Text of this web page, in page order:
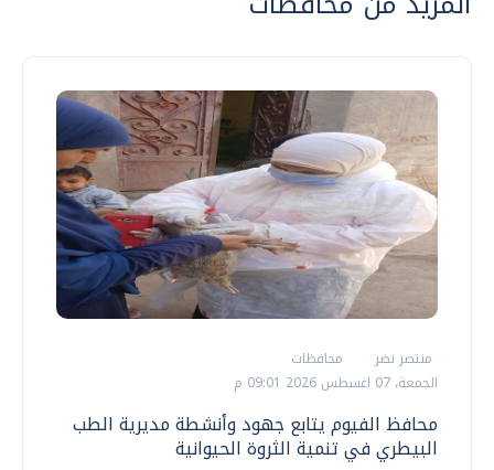
منتصر نضر
محافظات
الجمعة، 07 اغسطس 2026 09:01 م
محافظ الفيوم يتابع جهود وأنشطة مديرية الطب
البيطري في تنمية الثروة الحيوانية